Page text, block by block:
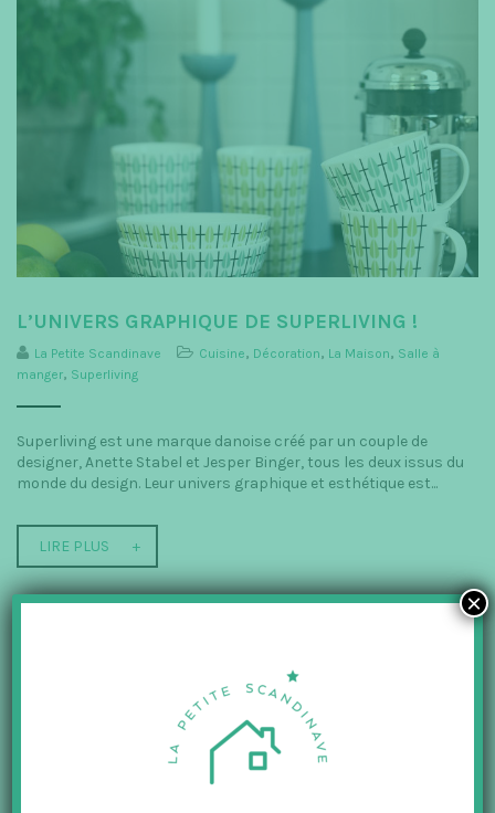
L’UNIVERS GRAPHIQUE DE SUPERLIVING !
La Petite Scandinave Cuisine, Décoration, La Maison, Salle à
manger, Superliving
Superliving est une marque danoise créé par un couple de
designer, Anette Stabel et Jesper Binger, tous les deux issus du
monde du design. Leur univers graphique et esthétique est...
LIRE PLUS
×